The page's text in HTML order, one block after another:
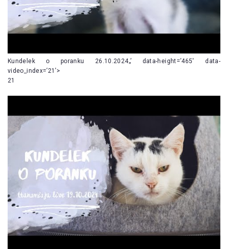
Kundelek o poranku 26.10.2024„’ data-height=’465′ data-
video_index=’21’>
21